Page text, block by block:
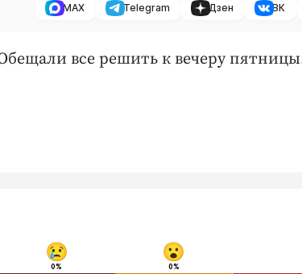
MAX Telegram Дзен ВК
все решить к вечеру
0% 0%